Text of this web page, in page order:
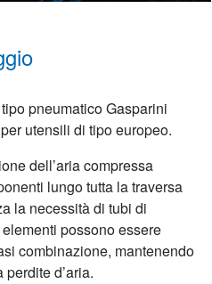
pneumatico Gasparini
utensili di tipo europeo.
dell’aria compressa
lungo tutta la traversa
la necessità di tubi di
possono essere
combinazione, mantenendo
d’aria.